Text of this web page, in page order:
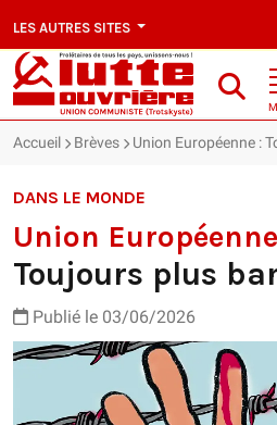
LES AUTRES SITES
Accueil Brèves Union Européenne :
DANS LE MONDE
Union Européenne
Toujours plus
Publié le 03/06/2026